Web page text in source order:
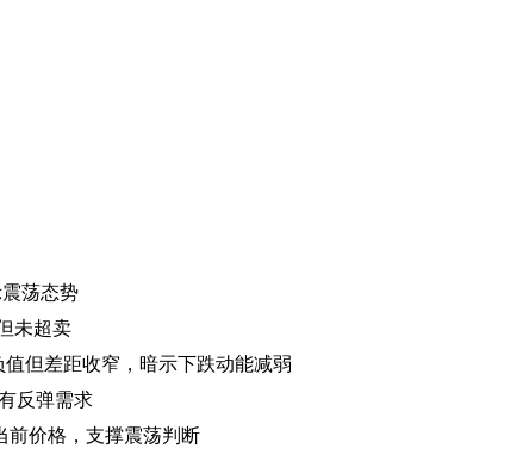
荡态势
未超卖
但差距收窄，暗示下跌动能减弱
反弹需求
前价格，支撑震荡判断